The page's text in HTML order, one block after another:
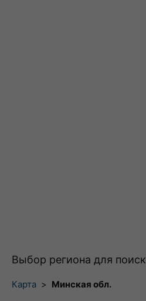
Выбор региона для
Карта > Минская обл.